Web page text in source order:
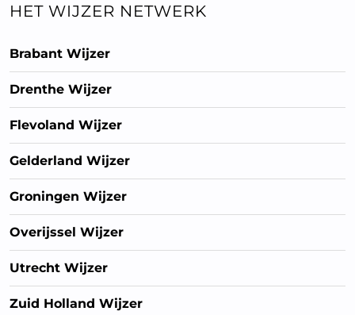
HET WIJZER NETWERK
Brabant Wijzer
Drenthe Wijzer
Flevoland Wijzer
Gelderland Wijzer
Groningen Wijzer
Overijssel Wijzer
Utrecht Wijzer
Zuid Holland Wijzer